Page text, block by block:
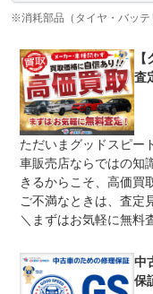
上限金額 -
免責金 無し
保証修理
受付先
-
法定整備
整備付 法
※車検なし
※商用車は
について
安心の指定
インを自社
積載車も
※消耗部品（タイヤ・バッテ
査
ただいまグッドスピー
車販売店ならではの知
きるからこそ、高価買
ご不満なときは、査定
＼まずはお気軽に無料
中
保